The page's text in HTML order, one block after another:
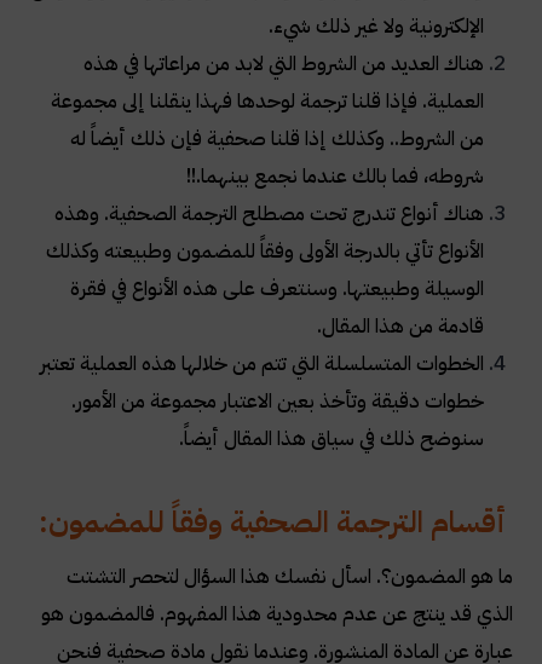
الإلكترونية ولا غير ذلك شيء.
هناك العديد من الشروط التي لابد من مراعاتها في هذه
العملية. فإذا قلنا ترجمة لوحدها فهذا ينقلنا إلى مجموعة
من الشروط.. وكذلك إذا قلنا صحفية فإن ذلك أيضاً له
شروطه، فما بالك عندما نجمع بينهما!!.
هناك أنواع تندرج تحت مصطلح الترجمة الصحفية. وهذه
الأنواع تأتي بالدرجة الأولى وفقاً للمضمون وطبيعته وكذلك
الوسيلة وطبيعتها. وسنتعرف على هذه الأنواع في فقرة
قادمة من هذا المقال.
الخطوات المتسلسلة التي تتم من خلالها هذه العملية تعتبر
خطوات دقيقة وتأخذ بعين الاعتبار مجموعة من الأمور.
سنوضح ذلك في سياق هذا المقال أيضاً.
أقسام الترجمة الصحفية وفقاً للمضمون:
ما هو المضمون؟. اسأل نفسك هذا السؤال لتحصر التشتت
الذي قد ينتج عن عدم محدودية هذا المفهوم. فالمضمون هو
عبارة عن المادة المنشورة. وعندما نقول مادة صحفية فنحن